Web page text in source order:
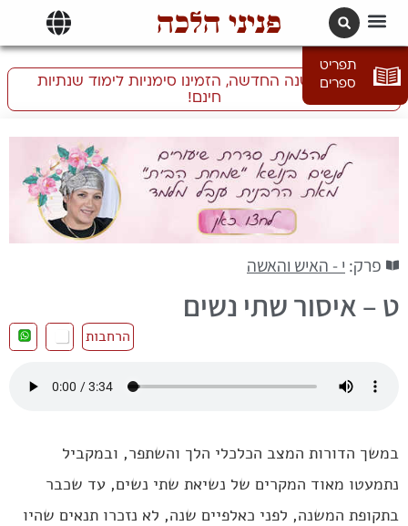
פניני הלכה
תפריט
ספרים
התכוננו לשנה החדשה, הזמינו סימניות לימוד שנתיות
חינם!
פרק: י - האיש והאשה
ט – איסור שתי נשים
הרחבות
במשך הדורות המצב הכלכלי הלך והשתפר, ובמקביל
נתמעטו מאוד המקרים של נשיאת שתי נשים, עד שכבר
בתקופת המשנה, לפני כאלפיים שנה, לא נזכרו תנאים שהיו